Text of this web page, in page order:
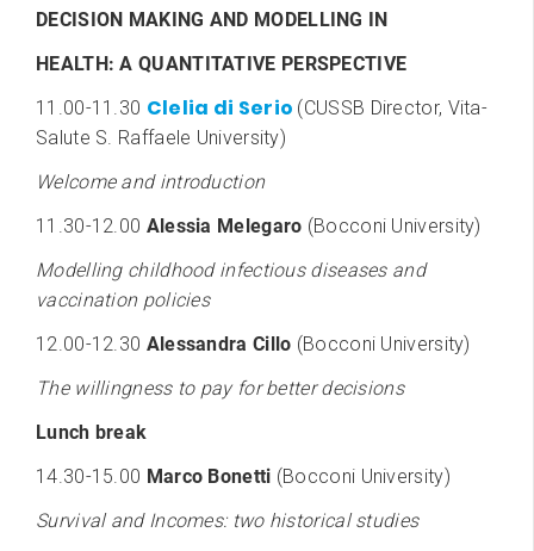
DECISION MAKING AND MODELLING IN
HEALTH: A QUANTITATIVE PERSPECTIVE
11.00-11.30 Clelia di Serio (CUSSB Director, Vita-
Salute S. Raffaele University)
Welcome and introduction
11.30-12.00 Alessia Melegaro (Bocconi University)
Modelling childhood infectious diseases and
vaccination policies
12.00-12.30 Alessandra Cillo (Bocconi University)
The willingness to pay for better decisions
Lunch break
14.30-15.00 Marco Bonetti (Bocconi University)
Survival and Incomes: two historical studies